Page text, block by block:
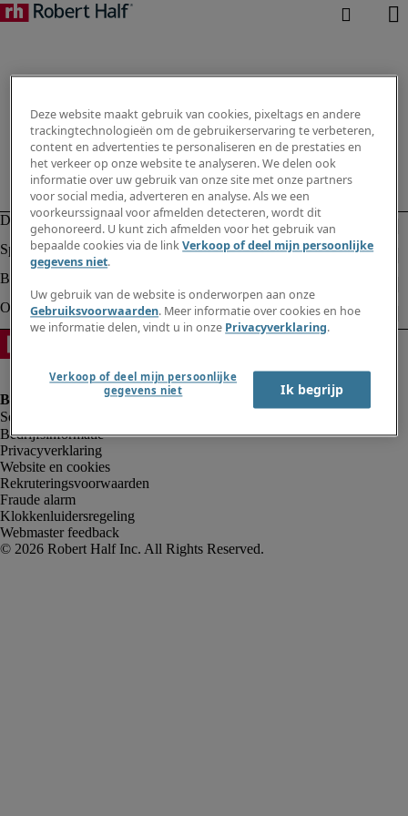
Bedrijfsinformatie
Privacyverklaring
Website en cookies
Rekruteringsvoorwaarden
Fraude alarm
Klokkenluidersregeling
Webmaster feedback
Deze website maakt gebruik van cookies, pixeltags en andere
trackingtechnologieën om de gebruikerservaring te verbeteren,
content en advertenties te personaliseren en de prestaties en
het verkeer op onze website te analyseren. We delen ook
informatie over uw gebruik van onze site met onze partners
voor social media, adverteren en analyse. Als we een
voorkeurssignaal voor afmelden detecteren, wordt dit
gehonoreerd. U kunt zich afmelden voor het gebruik van
bepaalde cookies via de linkVerkoop of deel mijn persoonlijke
gegevens niet.
Uw gebruik van de website is onderworpen aan onze
Gebruiksvoorwaarden. Meer informatie over cookies en hoe
we informatie delen, vindt u in onze Privacyverklaring.
Verkoop of deel mijn persoonlijke
gegevens niet
Ik begrijp